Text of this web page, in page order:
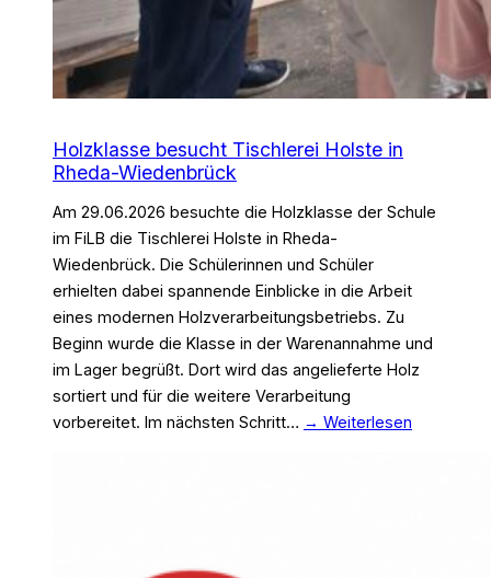
Holzklasse besucht Tischlerei Holste in
Rheda-Wiedenbrück
Am 29.06.2026 besuchte die Holzklasse der Schule
im FiLB die Tischlerei Holste in Rheda-
Wiedenbrück. Die Schülerinnen und Schüler
erhielten dabei spannende Einblicke in die Arbeit
eines modernen Holzverarbeitungsbetriebs. Zu
Beginn wurde die Klasse in der Warenannahme und
im Lager begrüßt. Dort wird das angelieferte Holz
sortiert und für die weitere Verarbeitung
vorbereitet. Im nächsten Schritt… → Weiterlesen